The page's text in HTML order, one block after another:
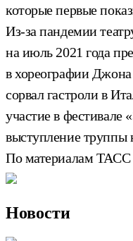
которые первые
Из-за пандемии
на июль 2021 года
в хореографии
сорвал гастроли в
участие в фестивале
выступление труппы
По материалам ТАСС
Новости